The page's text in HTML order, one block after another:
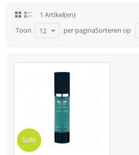
1 Artikel(en)
Toon
12 per paginaSorteren op
Sale